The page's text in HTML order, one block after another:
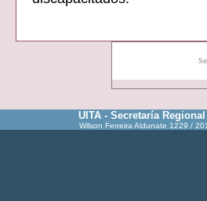
UITA - Secretaría
Wilson Ferreira Aldunate 1229 /